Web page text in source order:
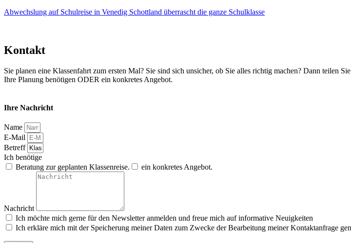
Abwechslung auf Schulreise in Venedig Schottland überrascht die ganze Schulklasse
Kontakt
Sie planen eine Klassenfahrt zum ersten Mal? Sie sind sich unsicher, ob Sie alles richtig machen? Dann teilen
Ihre Planung benötigen ODER ein konkretes Angebot.
Ihre Nachricht
Name
E-Mail
Betreff
Ich benötige
Beratung zur geplanten Klassenreise.
ein konkretes Angebot.
Nachricht
Ich möchte mich gerne für den Newsletter anmelden und freue mich auf informative Neuigkeiten
Ich erkläre mich mit der Speicherung meiner Daten zum Zwecke der Bearbeitung meiner Kontaktanfrage